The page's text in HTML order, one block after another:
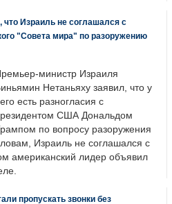
что Израиль не соглашался с
"Совета мира" по разоружению
министр Израиля
Нетаньяху заявил, что у
есть разногласия с
США Дональдом
по вопросу разоружения
Израиль не соглашался с
американский лидер объявил
пропускать звонки без